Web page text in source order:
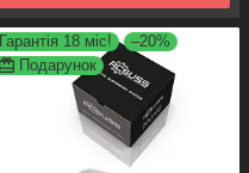
Гарантія 18 міс!
–20%
Подарунок